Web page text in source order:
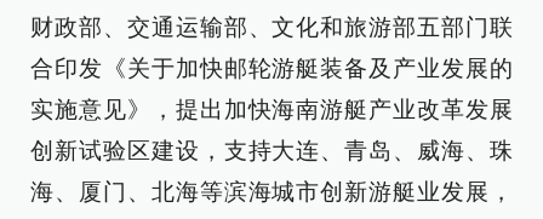
财政部、交通运输部、文化和旅游部五部门联
合印发《关于加快邮轮游艇装备及产业发展的
实施意见》，提出加快海南游艇产业改革发展
创新试验区建设，支持大连、青岛、威海、珠
海、厦门、北海等滨海城市创新游艇业发展，